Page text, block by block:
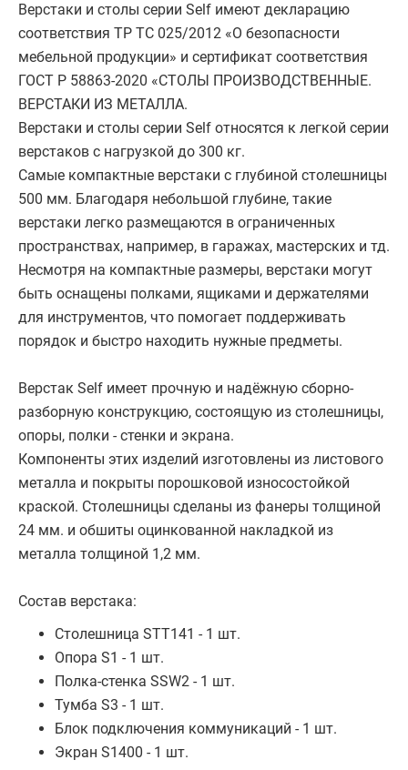
Верстаки и столы серии Self имеют декларацию
соответствия ТР ТС 025/2012 «О безопасности
мебельной продукции» и сертификат соответствия
ГОСТ Р 58863-2020 «СТОЛЫ ПРОИЗВОДСТВЕННЫЕ.
ВЕРСТАКИ ИЗ МЕТАЛЛА.
Верстаки и столы серии Self относятся к легкой серии
верстаков с нагрузкой до 300 кг.
Самые компактные верстаки с глубиной столешницы
500 мм. Благодаря небольшой глубине, такие
верстаки легко размещаются в ограниченных
пространствах, например, в гаражах, мастерских и тд.
Несмотря на компактные размеры, верстаки могут
быть оснащены полками, ящиками и держателями
для инструментов, что помогает поддерживать
порядок и быстро находить нужные предметы.
Верстак Self имеет прочную и надёжную сборно-
разборную конструкцию, состоящую из столешницы,
опоры, полки - стенки и экрана.
Компоненты этих изделий изготовлены из листового
металла и покрыты порошковой износостойкой
краской. Столешницы сделаны из фанеры толщиной
24 мм. и обшиты оцинкованной накладкой из
металла толщиной 1,2 мм.
Состав верстака:
Столешница STT141 - 1 шт.
Опора S1 - 1 шт.
Полка-стенка SSW2 - 1 шт.
Тумба S3 - 1 шт.
Блок подключения коммуникаций - 1 шт.
Экран S1400 - 1 шт.